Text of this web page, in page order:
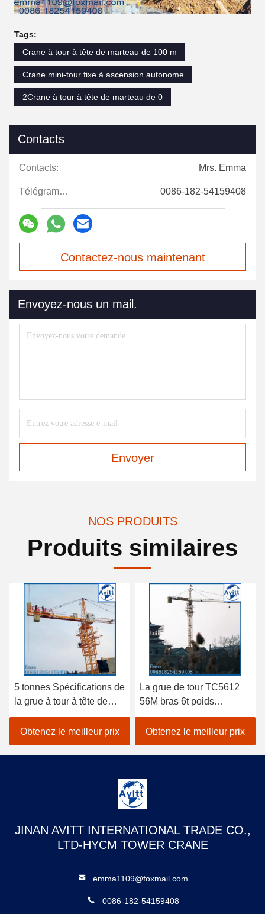
Tags:
Crane à tour à tête de marteau de 100 m
Crane mini-tour fixe à ascension autonome
2Crane à tour à tête de marteau de 0
Contacts
Contacts: Mrs. Emma
Télégramme: 0086-182-54159408
Contactez-nous maintenant
Envoyez-nous un mail.
Envoyer
NOS PRODUITS
Produits similaires
5 tonnes Spécifications de
la grue à tour à tête de
chat pour les projets de
construction civile
Obtenez le meilleur prix
La grue de tour TC5612
56M bras 6t poids
équipement de
construction de bâtiment
Obtenez le meilleur prix
JINAN AVITT INTERNATIONAL TRADE CO.,
LTD-HYCM TOWER CRANE
emma1109@foxmail.com
0086-182-54159408